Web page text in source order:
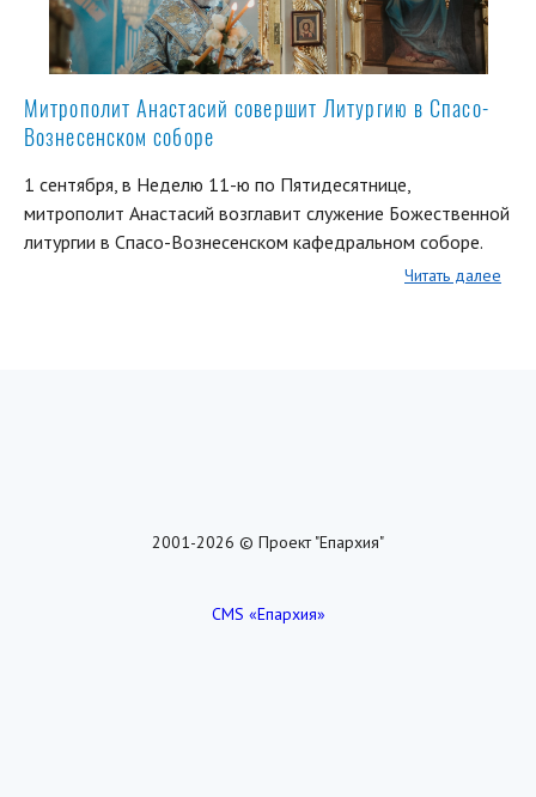
Митрополит Анастасий совершит Литургию в Спасо-
Вознесенском соборе
1 сентября, в Неделю 11-ю по Пятидесятнице,
митрополит Анастасий возглавит служение Божественной
литургии в Спасо-Вознесенском кафедральном соборе.
Читать далее
2001-2026 © Проект "Епархия"
CMS «Епархия»